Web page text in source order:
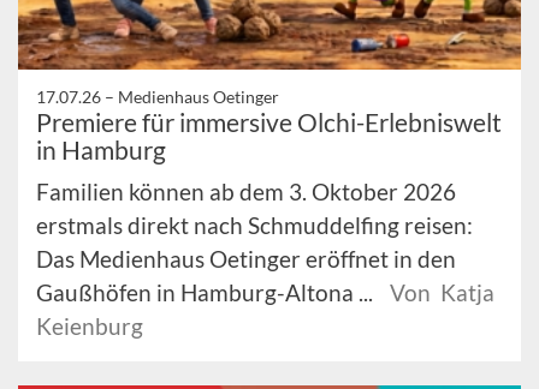
17.07.26 – Medienhaus Oetinger
Premiere für immersive Olchi-Erlebniswelt
in Hamburg
Familien können ab dem 3. Oktober 2026
erstmals direkt nach Schmuddelfing reisen:
Das Medienhaus Oetinger eröffnet in den
Gaußhöfen in Hamburg-Altona ...
Von Katja
Keienburg